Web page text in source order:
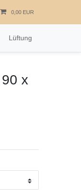
0,00 EUR
Lüftung
x